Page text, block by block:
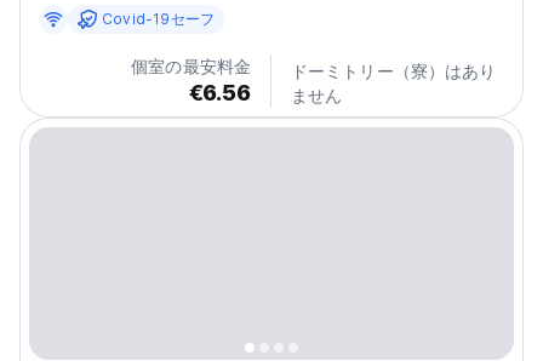
Covid-19セーフ
個室の最安料金
€6.56
ドーミトリー（寮）はあり
ません